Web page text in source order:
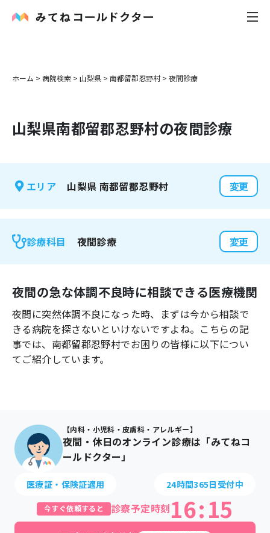
内科
花粉症
感染症
よくあるご質問
ホーム > 病院検索 > 山梨県 > 南都留郡忍野村 > 夜間診療
山梨県南都留郡忍野村の夜間診療
エリア 山梨県 南都留郡忍野村 変更
診療科目 夜間診療 変更
夜間の急な体調不良時に相談できる医療機関
夜間に突然体調不良になった時、まずは今から相談で
きる病院を探さないといけないですよね。こちらの記
事では、 南都留郡忍野村でお困りの皆様に以下につい
てご紹介しています。
【内科・小児科・皮膚科・アレルギー】
夜間・休日のオンライン診療は「みてねコ
ールドクター」
医療証・保険証適用 24時間365日受付中
今すぐ依頼すると 診察予定時刻16:15